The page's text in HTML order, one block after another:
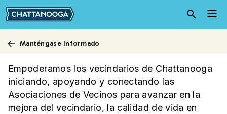
Pasar al contenido principal
Manténgase Informado
Programas de Vecindario
Empoderamos los vecindarios de Chattanooga
iniciando, apoyando y conectando las
Asociaciones de Vecinos para avanzar en la
mejora del vecindario, la calidad de vida en